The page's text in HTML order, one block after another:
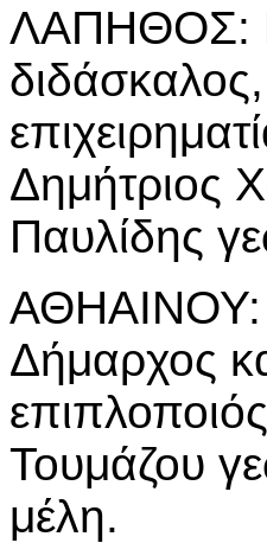
ΛΑΠΗΘΟΣ:
Δημήτριος
Παυλίδης
ΑΘΗΑΙΝΟΥ:
Δήμαρχος
Τουμάζου
μέλη.